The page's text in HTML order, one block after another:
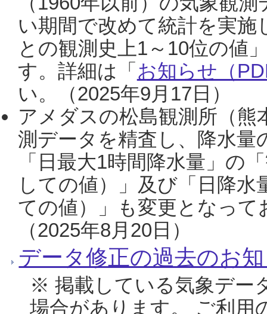
い期間で改めて統計を実
との観測史上1～10位の値
す。詳細は「 お知らせ（
い。（2025年9月17日）
アメダスの松島観測所（熊
測データを精査し、降水
「日最大1時間降水量」の
しての値）」及び「日降
ての値）」も変更となっ
（2025年8月20日）
データ修正の過去のお
※ 掲載している気象デー
場合があります。 ご利用